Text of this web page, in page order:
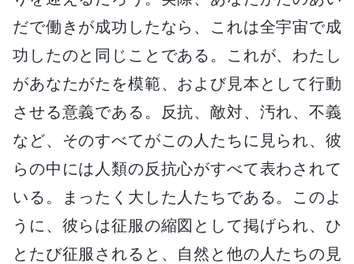
だで働きが成功したなら、これは全宇宙で成
功したのと同じことである。これが、わたし
があなたがたを模範、および見本として行動
させる意義である。反抗、敵対、汚れ、不義
など、そのすべてがこの人たちに見られ、彼
らの中には人類の反抗心がすべて表わされて
いる。まったく大した人たちである。このよ
うに、彼らは征服の縮図として掲げられ、ひ
とたび征服されると、自然と他の人たちの見